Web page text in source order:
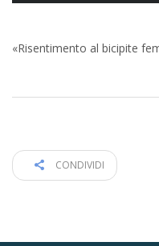
«Risentimento al bicipite
CONDIVIDI